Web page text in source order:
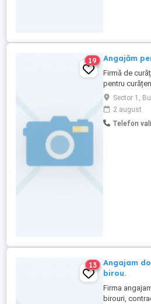
19 Angajăm
Firmă de
pentru
Programul
Sector 1,
2 august
Telefon
13
Angajam
birou.
Firma
birouri,